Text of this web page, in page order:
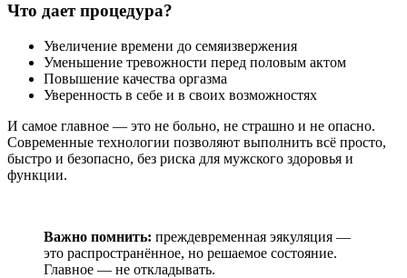
Что дает процедура?
Увеличение времени до семяизвержения
Уменьшение тревожности перед половым актом
Повышение качества оргазма
Уверенность в себе и в своих возможностях
И самое главное — это не больно, не страшно и не опасно.
Современные технологии позволяют выполнить всё просто,
быстро и безопасно, без риска для мужского здоровья и
функции.
Важно помнить: преждевременная эякуляция —
это распространённое, но решаемое состояние.
Главное — не откладывать.